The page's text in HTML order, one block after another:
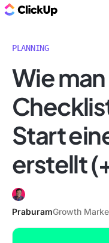
PLANNING
Wie
Start
erstellt
PraburamGrowth